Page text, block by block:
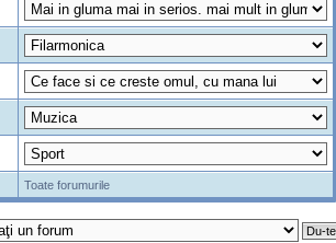
Toate forumurile